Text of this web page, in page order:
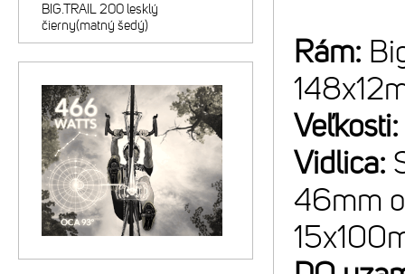
Rám:
Veľkosti:
Vidlica:
46mm
BIG.TRAIL 200 lesklý
čierny(matný šedý)